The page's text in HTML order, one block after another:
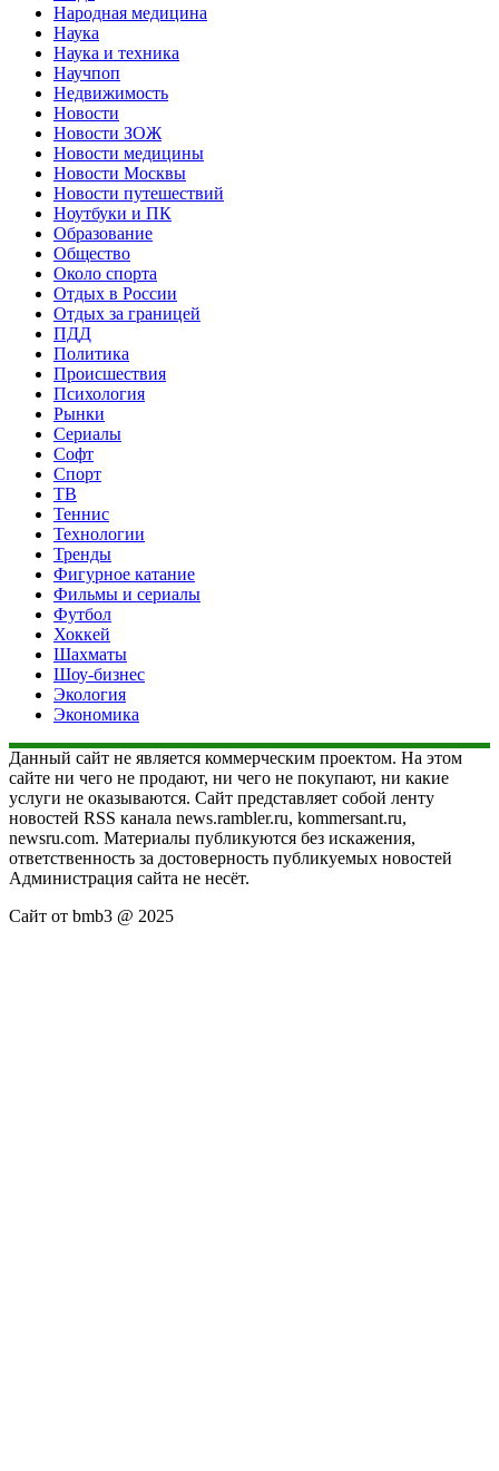
Народная медицина
Наука
Наука и техника
Научпоп
Недвижимость
Новости
Новости ЗОЖ
Новости медицины
Новости Москвы
Новости путешествий
Ноутбуки и ПК
Образование
Общество
Около спорта
Отдых в России
Отдых за границей
ПДД
Политика
Происшествия
Психология
Рынки
Сериалы
Софт
Спорт
ТВ
Теннис
Технологии
Тренды
Фигурное катание
Фильмы и сериалы
Футбол
Хоккей
Шахматы
Шоу-бизнес
Экология
Экономика
Данный сайт не является коммерческим проектом. На этом
сайте ни чего не продают, ни чего не покупают, ни какие
услуги не оказываются. Сайт представляет собой ленту
новостей RSS канала news.rambler.ru, kommersant.ru,
newsru.com. Материалы публикуются без искажения,
ответственность за достоверность публикуемых новостей
Администрация сайта не несёт.
Сайт от bmb3 @ 2025